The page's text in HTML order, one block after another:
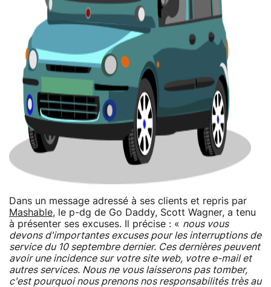
Dans un message adressé à ses clients et repris par
Mashable, le p-dg de Go Daddy, Scott Wagner, a tenu
à présenter ses excuses. Il précise : « nous vous
devons d'importantes excuses pour les interruptions de
service du 10 septembre dernier. Ces dernières peuvent
avoir une incidence sur votre site web, votre e-mail et
autres services. Nous ne vous laisserons pas tomber,
c'est pourquoi nous prenons nos responsabilités très au